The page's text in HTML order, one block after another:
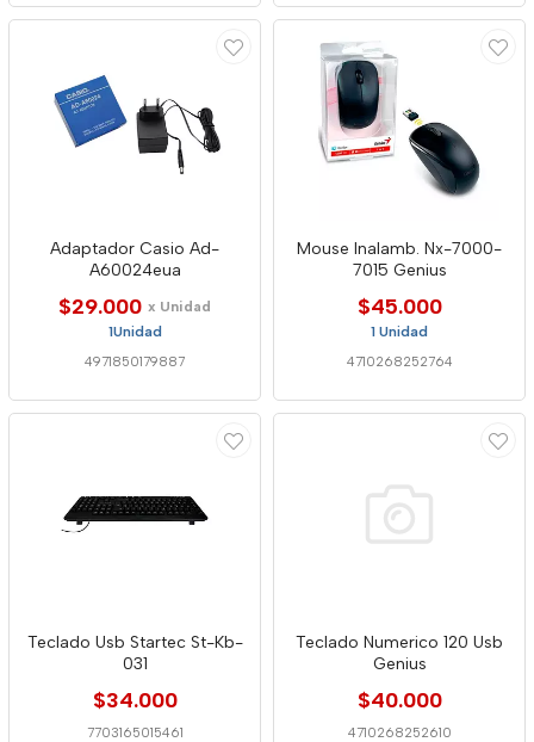
Adaptador Casio Ad-
A60024eua
$29.000 x Unidad
1Unidad
4971850179887
Mouse Inalamb. Nx-7000-
7015 Genius
$45.000
1 Unidad
4710268252764
Teclado Usb Startec St-Kb-
031
$34.000
7703165015461
Teclado Numerico 120 Usb
Genius
$40.000
4710268252610